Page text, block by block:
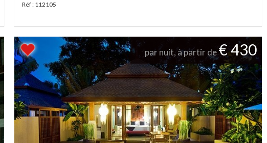
Réf : 112105
par nuit, à partir de€ 430